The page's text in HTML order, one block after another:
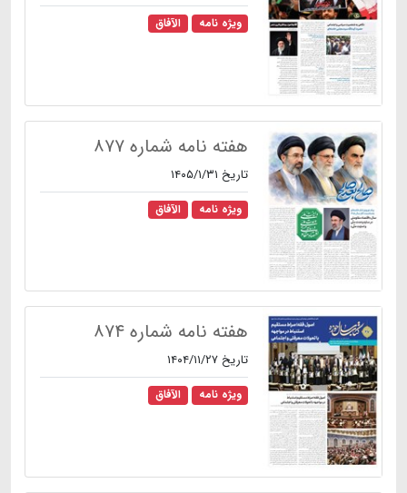
ویژه نامه الآفاق
هفته نامه شماره ۸۷۷
تاریخ ۱۴۰۵/۱/۳۱
ویژه نامه الآفاق
هفته نامه شماره ۸۷۴
تاریخ ۱۴۰۴/۱۱/۲۷
ویژه نامه الآفاق